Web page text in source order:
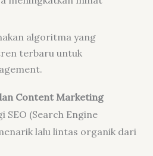
algoritma yang
terbaru untuk
Content Marketing
(Search Engine
lalu lintas organik dari